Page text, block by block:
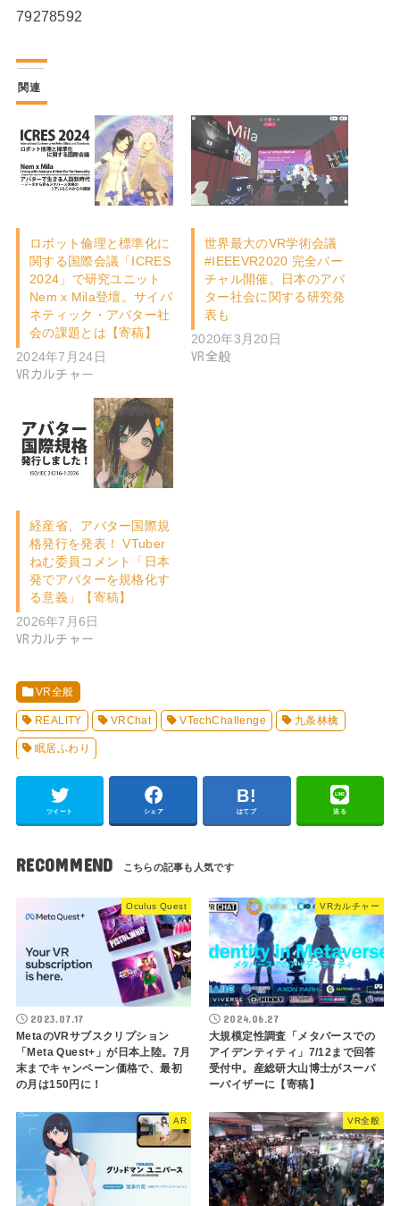
79278592
関連
ロボット倫理と標準化に
関する国際会議「ICRES
2024」で研究ユニット
Nem x Mila登壇。サイバ
ネティック・アバター社
会の課題とは【寄稿】
2024年7月24日
VRカルチャー
世界最大のVR学術会議
#IEEEVR2020 完全バー
チャル開催。日本のアバ
ター社会に関する研究発
表も
2020年3月20日
VR全般
経産省、アバター国際規
格発行を発表！ VTuber
ねむ委員コメント「日本
発でアバターを規格化す
る意義」【寄稿】
2026年7月6日
VRカルチャー
VR全般
REALITY VRChat VTechChallenge 九条林檎
眠居ふわり
ツイート シェア はてブ 送る
RECOMMEND
Oculus Quest
2023.07.17
MetaのVRサブスクリプション
「Meta Quest+」が日本上陸。7月
末までキャンペーン価格で、最初
の月は150円に！
VRカルチャー
2024.06.27
大規模定性調査「メタバースでの
アイデンティティ」7/12まで回答
受付中。産総研大山博士がスーパ
ーバイザーに【寄稿】
AR VR全般